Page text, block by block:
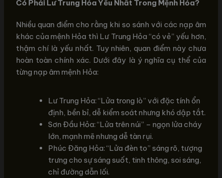
Có Phải Lư Trung Hỏa Yếu Nhất Trong Mệnh Hỏa?
Nhiều quan điểm cho rằng khi so sánh với các nạp âm
khác của mệnh Hỏa thì Lư Trung Hỏa “có vẻ” yếu hơn,
thậm chí là yếu nhất. Tuy nhiên, quan điểm này chưa
hoàn toàn chính xác. Dưới đây là ý nghĩa cụ thể của
từng nạp âm mệnh Hỏa:
Lư Trung Hỏa: “Lửa trong lò” với đặc tính ổn
định, bền bỉ, dễ kiểm soát nhưng khó dập tắt.
Sơn Đầu Hỏa: “Lửa trên núi” – ngọn lửa cháy
lớn, mạnh mẽ nhưng dễ tàn rụi.
Phúc Đăng Hỏa: “Lửa đèn to” sáng rõ, tượng
trưng cho sự sáng suốt, tinh thông, soi sáng,
chỉ đường dẫn lối.